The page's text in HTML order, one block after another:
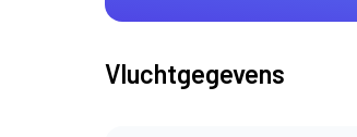
Vluchtgegevens